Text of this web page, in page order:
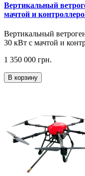
Вертикальный
мачтой и
Вертикальный
30 кВт с мачтой и
1 350 000 грн.
В корзину